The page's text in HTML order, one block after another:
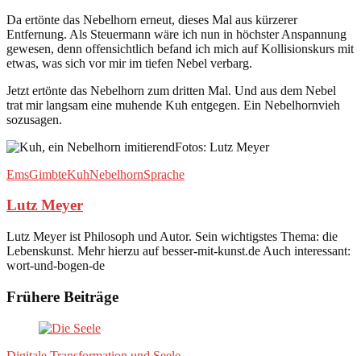
Da ertönte das Nebelhorn erneut, dieses Mal aus kürzerer
Entfernung. Als Steuermann wäre ich nun in höchster Anspannung
gewesen, denn offensichtlich befand ich mich auf Kollisionskurs mit
etwas, was sich vor mir im tiefen Nebel verbarg.
Jetzt ertönte das Nebelhorn zum dritten Mal. Und aus dem Nebel
trat mir langsam eine muhende Kuh entgegen. Ein Nebelhornvieh
sozusagen.
Fotos: Lutz Meyer
EmsGimbteKuhNebelhornSprache
Lutz Meyer
Lutz Meyer ist Philosoph und Autor. Sein wichtigstes Thema: die
Lebenskunst. Mehr hierzu auf besser-mit-kunst.de Auch interessant:
wort-und-bogen-de
Frühere Beiträge